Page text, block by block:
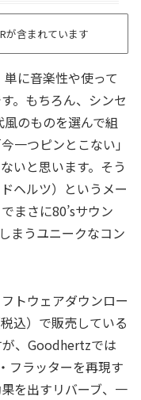
が含まれています
に音楽性や使って
。もちろん、シンセ
のものを選んで組
一つピンとこない」
いと思います。そう
ヘルツ）というメー
まさに80’sサウン
まうユニークなコン
トウェアダウンロー
込）で販売している
、Goodhertzでは
フラッターを再現す
を出すリバーブ、一